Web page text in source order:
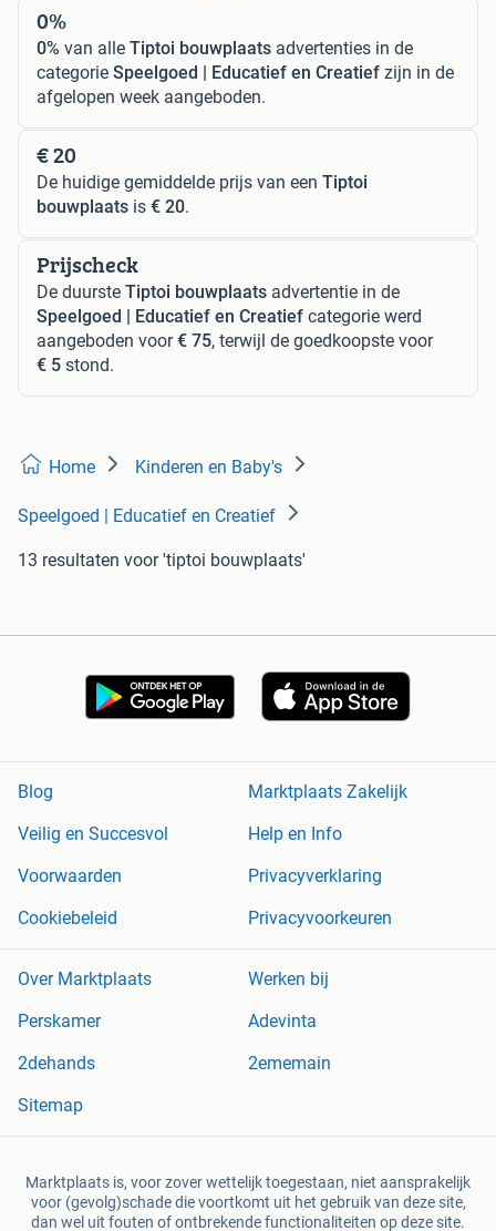
0%
0% van alle Tiptoi bouwplaats advertenties in de
categorie Speelgoed | Educatief en Creatief zijn in de
afgelopen week aangeboden.
€ 20
De huidige gemiddelde prijs van een Tiptoi
bouwplaats is € 20.
Prijscheck
De duurste Tiptoi bouwplaats advertentie in de
Speelgoed | Educatief en Creatief categorie werd
aangeboden voor€ 75, terwijl de goedkoopste voor
€ 5 stond.
Home Kinderen en Baby's
Speelgoed | Educatief en Creatief
13 resultaten voor 'tiptoi bouwplaats'
Blog
Marktplaats Zakelijk
Veilig en Succesvol
Help en Info
Voorwaarden
Privacyverklaring
Cookiebeleid
Privacyvoorkeuren
Over Marktplaats
Werken bij
Perskamer
Adevinta
2dehands
2ememain
Sitemap
Marktplaats is, voor zover wettelijk toegestaan, niet aansprakelijk
voor (gevolg)schade die voortkomt uit het gebruik van deze site,
dan wel uit fouten of ontbrekende functionaliteiten op deze site.